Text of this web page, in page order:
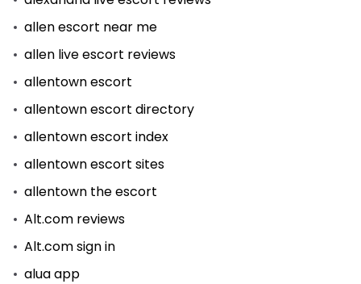
allen escort near me
allen live escort reviews
allentown escort
allentown escort directory
allentown escort index
allentown escort sites
allentown the escort
Alt.com reviews
Alt.com sign in
alua app